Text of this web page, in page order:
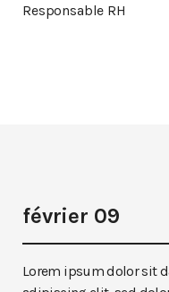
Responsable RH
février 09
Lorem ipsum dolor sit